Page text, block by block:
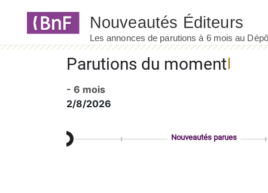
Parutions du moment
- 6 mois
2/8/2026
Nouveautés parues